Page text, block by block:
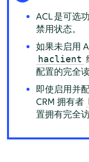
ACL 是可选
禁用状态。
如果未启用
haclient
配置的完全
即使启用并
CRM 拥有者
置拥有完全访